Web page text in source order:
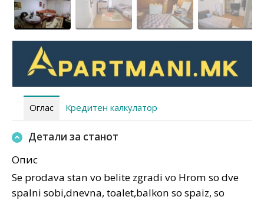
Оглас Кредитен калкулатор
Детали за станот
Опис
Se prodava stan vo belite zgradi vo Hrom so dve
spalni sobi,dnevna, toalet,balkon so spaiz, so